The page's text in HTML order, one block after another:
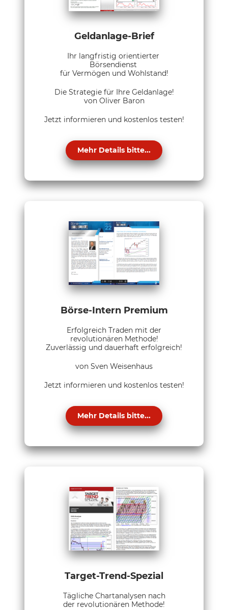
Geldanlage-Brief
Ihr langfristig orientierter
Börsendienst
für Vermögen und Wohlstand!
Die Strategie für Ihre Geldanlage!
von Oliver Baron
Jetzt informieren und kostenlos testen!
Mehr Details bitte...
Börse-Intern Premium
Erfolgreich Traden mit der
revolutionären Methode!
Zuverlässig und dauerhaft erfolgreich!
von Sven Weisenhaus
Jetzt informieren und kostenlos testen!
Mehr Details bitte...
Target-Trend-Spezial
Tägliche Chartanalysen nach
der revolutionären Methode!